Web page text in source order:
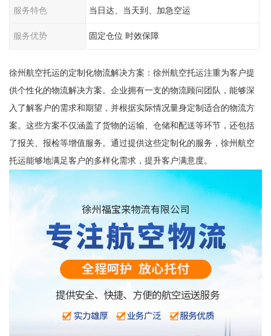
服务特色 当日达、当天到、加急空运
服务优势 固定仓位 时效保障
徐州航空托运的定制化物流解决方案：徐州航空托运注重为客户提
供个性化的物流解决方案。企业拥有一支的物流顾问团队，能够深
入了解客户的需求和期望，并根据实际情况量身定制适合的物流方
案。这些方案不仅涵盖了货物的运输、仓储和配送等环节，还包括
了报关、报检等增值服务。通过提供这些定制化的服务，徐州航空
托运能够地满足客户的多样化需求，提升客户满意度。